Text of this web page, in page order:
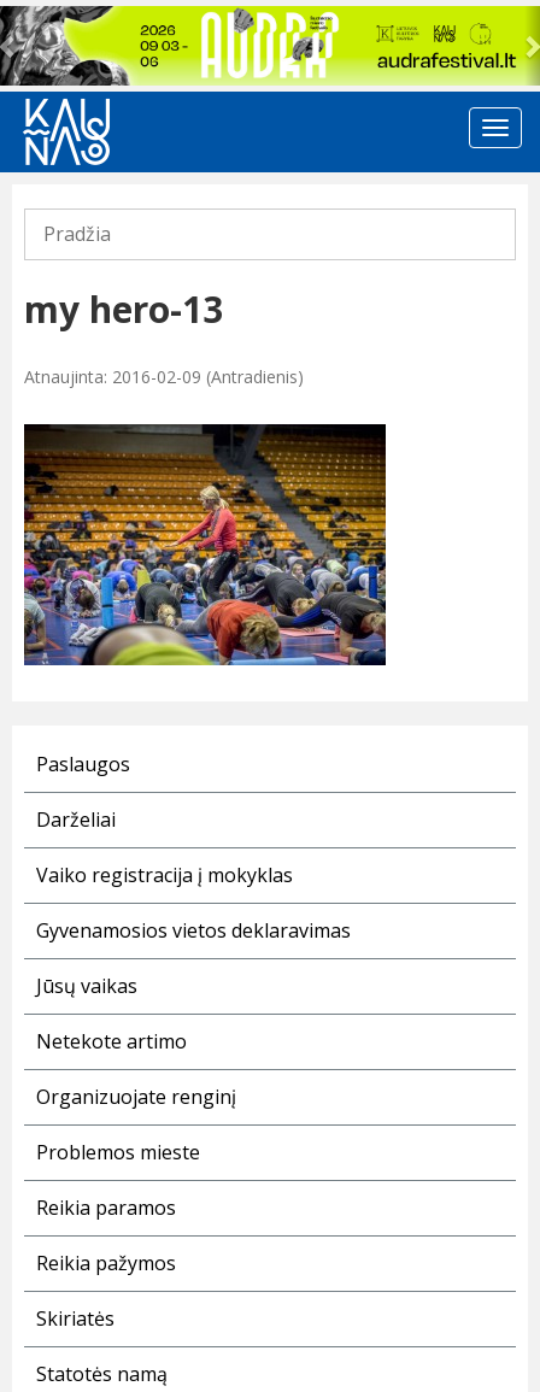
Previous
Pradžia
my hero-13
Atnaujinta: 2016-02-09 (Antradienis)
Paslaugos
Darželiai
Vaiko registracija į mokyklas
Gyvenamosios vietos deklaravimas
Jūsų vaikas
Netekote artimo
Organizuojate renginį
Problemos mieste
Reikia paramos
Reikia pažymos
Skiriatės
Statotės namą